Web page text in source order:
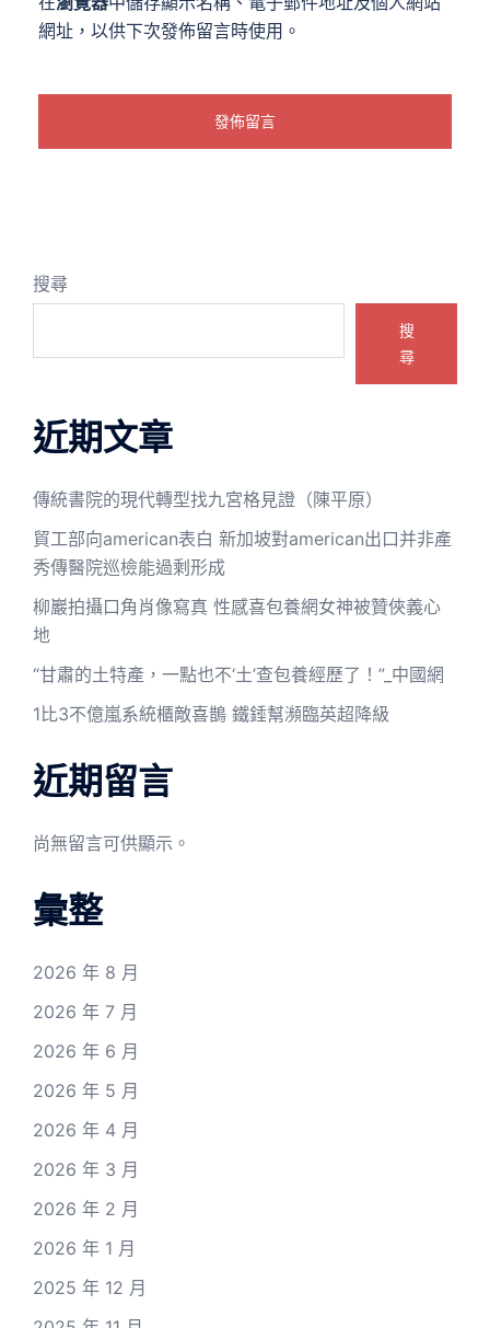
網址，以供下次發佈留言時使用。
搜尋
搜
尋
近期文章
傳統書院的現代轉型找九宮格見證（陳平原）
貿工部向american表白 新加坡對american出口并非產
秀傳醫院巡檢能過剩形成
柳巖拍攝口角肖像寫真 性感喜包養網女神被贊俠義心
地
“甘肅的土特產，一點也不‘土’查包養經歷了！”_中國網
1比3不億嵐系統櫃敵喜鵲 鐵錘幫瀕臨英超降級
近期留言
尚無留言可供顯示。
彙整
2026 年 8 月
2026 年 7 月
2026 年 6 月
2026 年 5 月
2026 年 4 月
2026 年 3 月
2026 年 2 月
2026 年 1 月
2025 年 12 月